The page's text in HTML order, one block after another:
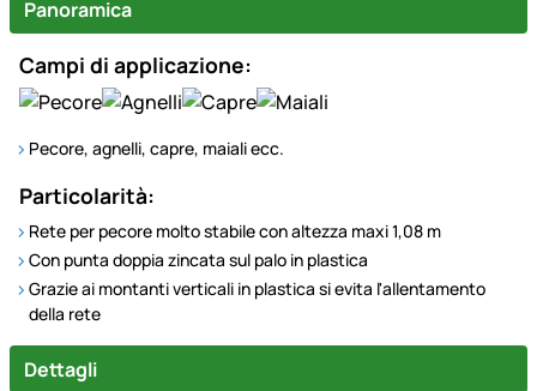
Panoramica
Campi di applicazione:
Pecore, agnelli, capre, maiali ecc.
Particolarità:
Rete per pecore molto stabile con altezza maxi 1,08 m
Con punta doppia zincata sul palo in plastica
Grazie ai montanti verticali in plastica si evita l'allentamento
della rete
Dettagli